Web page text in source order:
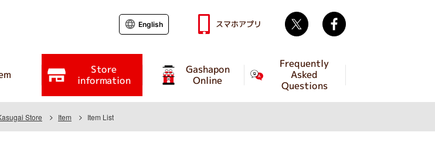
Store
information
Gashapon
Online
Frequently
Asked
Questions
English スマホアプリ Twitter
Store Item Item List